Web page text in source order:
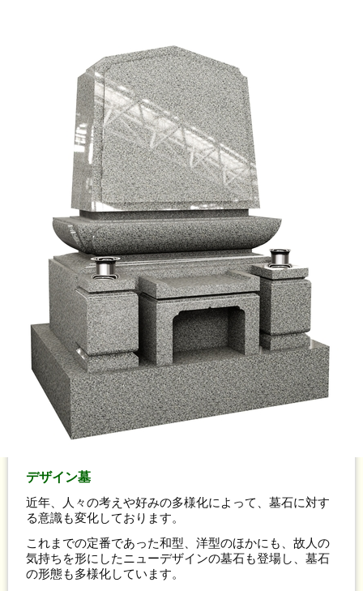
デザイン墓
近年、人々の考えや好みの多様化によって、墓石に対す
る意識も変化しております。
これまでの定番であった和型、洋型のほかにも、故人の
気持ちを形にしたニューデザインの墓石も登場し、墓石
の形態も多様化しています。